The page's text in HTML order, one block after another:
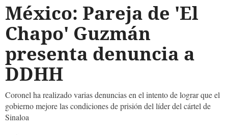
México: Pareja de 'El
Chapo' Guzmán
presenta denuncia a
DDHH
Coronel ha realizado varias denuncias en el intento de lograr que el
gobierno mejore las condiciones de prisión del líder del cártel de
Sinaloa